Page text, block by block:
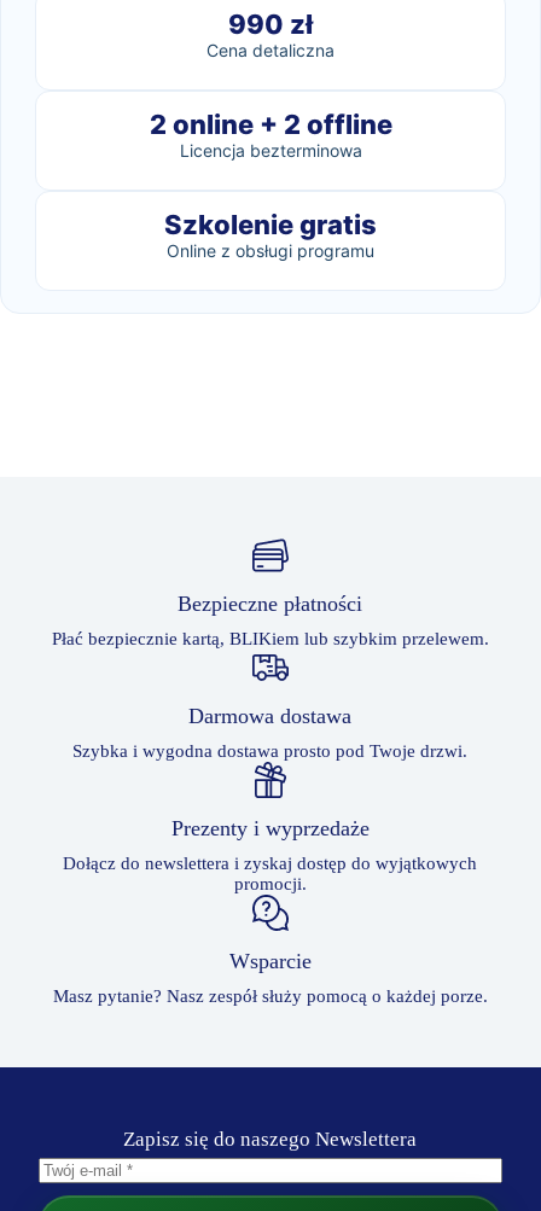
990 zł
Cena detaliczna
2 online + 2 offline
Licencja bezterminowa
Szkolenie gratis
Online z obsługi programu
Bezpieczne płatności
Płać bezpiecznie kartą, BLIKiem lub szybkim przelewem.
Darmowa dostawa
Szybka i wygodna dostawa prosto pod Twoje drzwi.
Prezenty i wyprzedaże
Dołącz do newslettera i zyskaj dostęp do wyjątkowych
promocji.
Wsparcie
Masz pytanie? Nasz zespół służy pomocą o każdej porze.
Zapisz się do naszego Newslettera